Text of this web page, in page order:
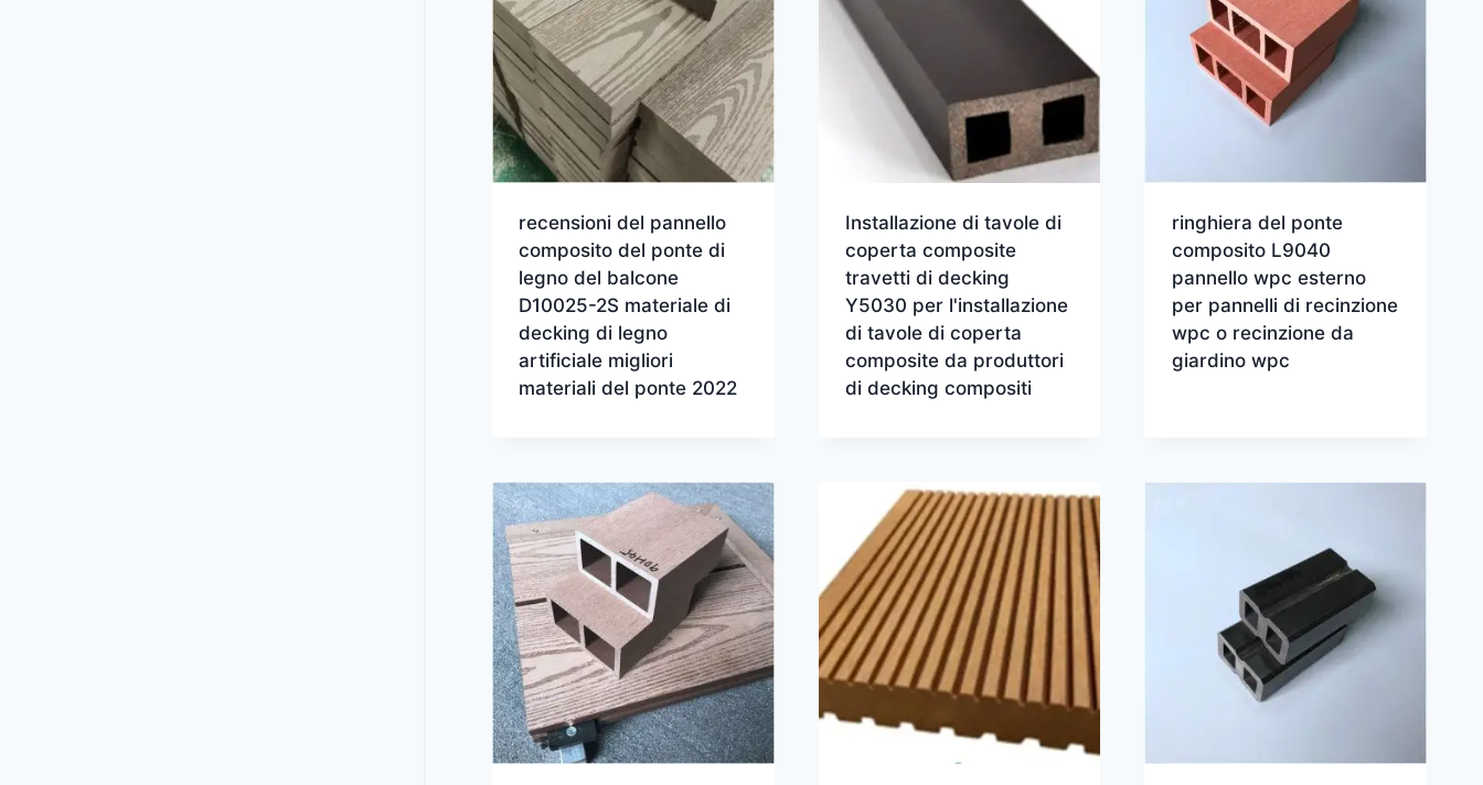
recensioni del pannello
composito del ponte di
legno del balcone
D10025-2S materiale di
decking di legno
artificiale migliori
materiali del ponte 2022
Installazione di tavole di
coperta composite
travetti di decking
Y5030 per l'installazione
di tavole di coperta
composite da produttori
di decking compositi
ringhiera del ponte
composito L9040
pannello wpc esterno
per pannelli di recinzione
wpc o recinzione da
giardino wpc